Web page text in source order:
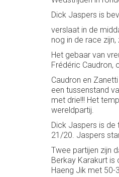
Dick Jaspers is
verslaat in de
nog in de race
Het gebaar van
Frédéric Caudron,
Caudron en
een tussenstand
met drie!!! Het
wereldpartij.
Dick Jaspers is de
21/20. Jaspers
Twee partijen zijn
Berkay Karakurt
Haeng Jik met 50-